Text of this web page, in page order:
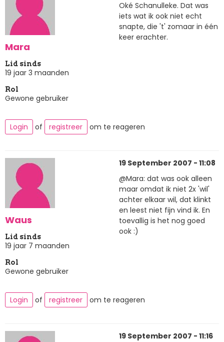
Mara
Lid sinds
19 jaar 3 maanden
Rol
Gewone gebruiker
Oké Schanulleke. Dat was
iets wat ik ook niet echt
snapte, die 't' zomaar in één
keer erachter.
Login of registreer om te reageren
Waus
Lid sinds
19 jaar 7 maanden
Rol
Gewone gebruiker
19 September 2007 - 11:08
@Mara: dat was ook alleen
maar omdat ik niet 2x 'wil'
achter elkaar wil, dat klinkt
en leest niet fijn vind ik. En
toevallig is het nog goed
ook :)
Login of registreer om te reageren
19 September 2007 - 11:16